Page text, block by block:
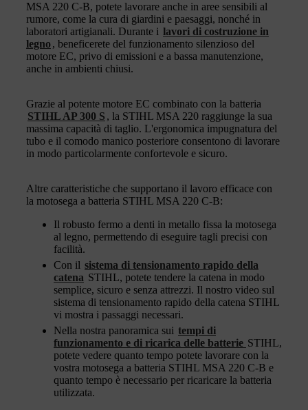
MSA 220 C-B, potete lavorare anche in aree sensibili al
rumore, come la cura di giardini e paesaggi, nonché in
laboratori artigianali. Durante i lavori di costruzione in
legno , beneficerete del funzionamento silenzioso del
motore EC, privo di emissioni e a bassa manutenzione,
anche in ambienti chiusi.
Grazie al potente motore EC combinato con la batteria
STIHL AP 300 S , la STIHL MSA 220 raggiunge la sua
massima capacità di taglio. L'ergonomica impugnatura del
tubo e il comodo manico posteriore consentono di lavorare
in modo particolarmente confortevole e sicuro.
Altre caratteristiche che supportano il lavoro efficace con
la motosega a batteria STIHL MSA 220 C-B:
Il robusto fermo a denti in metallo fissa la motosega
al legno, permettendo di eseguire tagli precisi con
facilità.
Con il sistema di tensionamento rapido della
catena STIHL, potete tendere la catena in modo
semplice, sicuro e senza attrezzi. Il nostro video sul
sistema di tensionamento rapido della catena STIHL
vi mostra i passaggi necessari.
Nella nostra panoramica sui tempi di
funzionamento e di ricarica delle batterie STIHL,
potete vedere quanto tempo potete lavorare con la
vostra motosega a batteria STIHL MSA 220 C-B e
quanto tempo è necessario per ricaricare la batteria
utilizzata.